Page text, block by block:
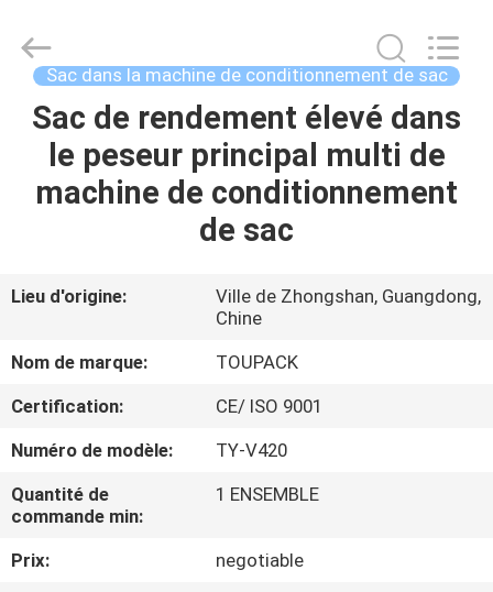
MAISON
PRODUITS
PROPOS
NOUS
VISITE
D'USINE
CONTRÔLE
EQUIPMENT
Reserved.
Sac dans la machine de conditionnement de sac
Sac de rendement élevé dans
le peseur principal multi de
machine de conditionnement
de sac
Lieu d'origine:
Ville de Zhongshan, Guangdong,
Chine
Nom de marque:
TOUPACK
Certification:
CE/ ISO 9001
Numéro de modèle:
TY-V420
Quantité de
commande min:
1 ENSEMBLE
Prix:
negotiable